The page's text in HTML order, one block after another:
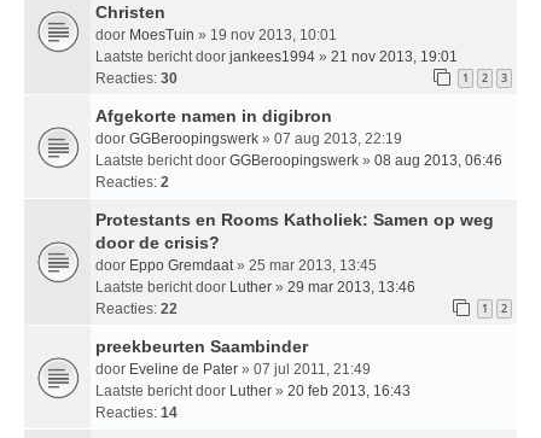
Christen
door MoesTuin » 19 nov 2013, 10:01
Laatste bericht door jankees1994 » 21 nov 2013, 19:01
Reacties: 30 1 2 3
Afgekorte namen in digibron
door GGBeroopingswerk » 07 aug 2013, 22:19
Laatste bericht door GGBeroopingswerk » 08 aug 2013, 06:46
Reacties: 2
Protestants en Rooms Katholiek: Samen op weg
door de crisis?
door Eppo Gremdaat » 25 mar 2013, 13:45
Laatste bericht door Luther » 29 mar 2013, 13:46
Reacties: 22 1 2
preekbeurten Saambinder
door Eveline de Pater » 07 jul 2011, 21:49
Laatste bericht door Luther » 20 feb 2013, 16:43
Reacties: 14